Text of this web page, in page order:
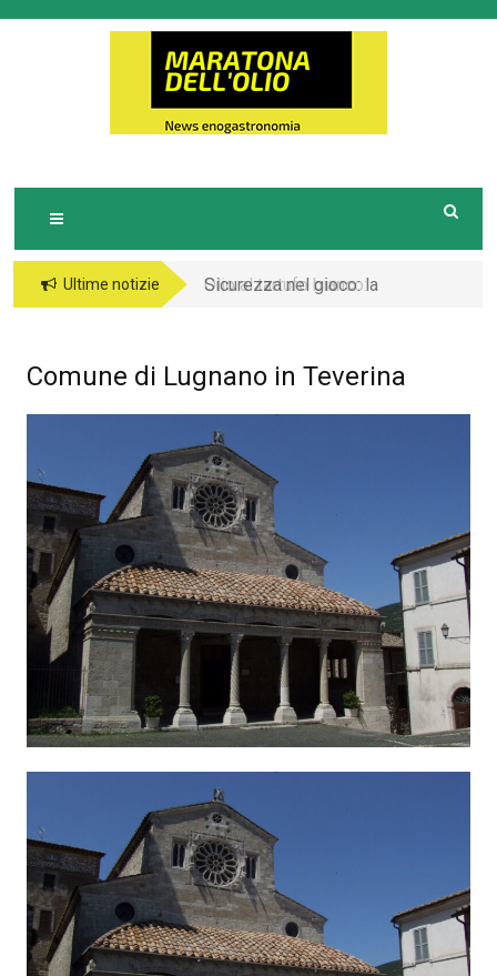
ARATONA DELL'OLIO
Notizie Turistiche ed Enogastronomiche
Ultime notizie
Sicurezza nel gioco: la
Comune di Lugnano in Teverina